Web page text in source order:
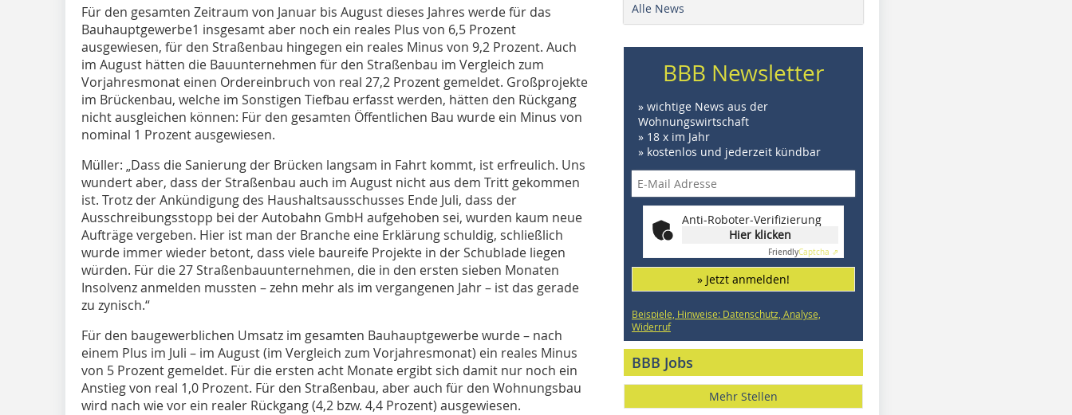
Für den gesamten Zeitraum von Januar bis August dieses Jahres werde für das
Bauhauptgewerbe1 insgesamt aber noch ein reales Plus von 6,5 Prozent
ausgewiesen, für den Straßenbau hingegen ein reales Minus von 9,2 Prozent. Auch
im August hätten die Bauunternehmen für den Straßenbau im Vergleich zum
Vorjahresmonat einen Ordereinbruch von real 27,2 Prozent gemeldet. Großprojekte
im Brückenbau, welche im Sonstigen Tiefbau erfasst werden, hätten den Rückgang
nicht ausgleichen können: Für den gesamten Öffentlichen Bau wurde ein Minus von
nominal 1 Prozent ausgewiesen.
Müller: „Dass die Sanierung der Brücken langsam in Fahrt kommt, ist erfreulich. Uns
wundert aber, dass der Straßenbau auch im August nicht aus dem Tritt gekommen
ist. Trotz der Ankündigung des Haushaltsausschusses Ende Juli, dass der
Ausschreibungsstopp bei der Autobahn GmbH aufgehoben sei, wurden kaum neue
Aufträge vergeben. Hier ist man der Branche eine Erklärung schuldig, schließlich
wurde immer wieder betont, dass viele baureife Projekte in der Schublade liegen
würden. Für die 27 Straßenbauunternehmen, die in den ersten sieben Monaten
Insolvenz anmelden mussten – zehn mehr als im vergangenen Jahr – ist das gerade
zu zynisch.“
Für den baugewerblichen Umsatz im gesamten Bauhauptgewerbe wurde – nach
einem Plus im Juli – im August (im Vergleich zum Vorjahresmonat) ein reales Minus
von 5 Prozent gemeldet. Für die ersten acht Monate ergibt sich damit nur noch ein
Anstieg von real 1,0 Prozent. Für den Straßenbau, aber auch für den Wohnungsbau
wird nach wie vor ein realer Rückgang (4,2 bzw. 4,4 Prozent) ausgewiesen.
Alle News
BBB Newsletter
» wichtige News aus der
Wohnungswirtschaft
» 18 x im Jahr
» kostenlos und jederzeit kündbar
Anti-Roboter-Verifizierung
Hier klicken
FriendlyCaptcha ⇗
» Jetzt anmelden!
Beispiele, Hinweise: Datenschutz, Analyse,
Widerruf
BBB Jobs
Mehr Stellen